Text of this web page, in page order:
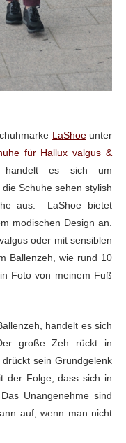
LaShoeunter
für Hallux valgus &
es sich um
die Schuhe sehen stylish
aus. LaShoe bietet
modischen Design an.
oder mit sensiblen
Ballenzeh, wie rund 10
Foto von meinem Fuß
handelt es sich
große Zeh rückt in
sein Grundgelenk
der Folge, dass sich in
Unangenehme sind
auf, wenn man nicht